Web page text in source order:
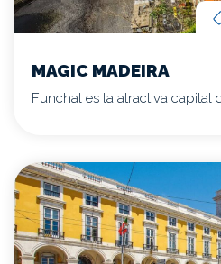
MAGIC MADEIRA
Funchal es la atractiva capital